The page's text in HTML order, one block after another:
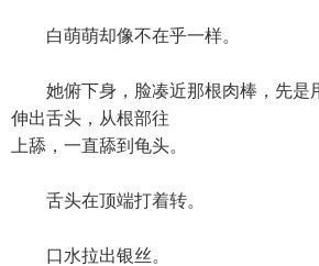
白萌萌却像不在乎一样。
她俯下身，脸凑近那根肉棒，先是
伸出舌头，从根部往
上舔，一直舔到龟头。
舌头在顶端打着转。
口水拉出银丝。